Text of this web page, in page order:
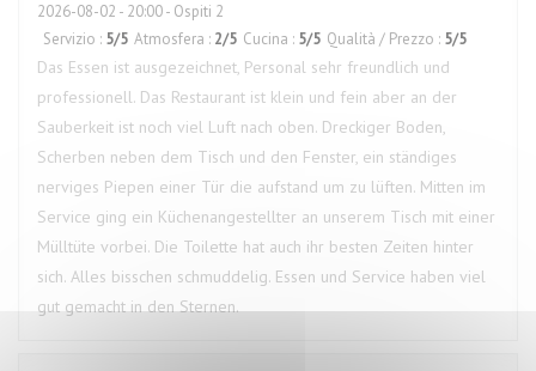
2026-08-02 - 20:00 - Ospiti 2
Servizio : 5/5 Atmosfera : 2/5 Cucina : 5/5 Qualità / Prezzo : 5/5
Das Essen ist ausgezeichnet, Personal sehr freundlich und
professionell. Das Restaurant ist klein und fein aber an der
Sauberkeit ist noch viel Luft nach oben. Dreckiger Boden,
Scherben neben dem Tisch und den Fenster, ein ständiges
nerviges Piepen einer Tür die aufstand um zu lüften. Mitten im
Service ging ein Küchenangestellter an unserem Tisch mit einer
Mülltüte vorbei. Die Toilette hat auch ihr besten Zeiten hinter
sich. Alles bisschen schmuddelig. Essen und Service haben viel
gut gemacht in den Sternen.